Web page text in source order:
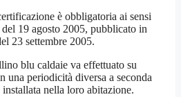
è obbligatoria ai sensi
19 agosto 2005, pubblicato in
23 settembre 2005.
blu caldaie va effettuato su
una periodicità diversa a seconda
nella loro abitazione.